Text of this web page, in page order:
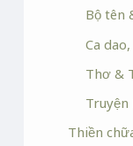
Bộ tên
Ca
Thơ &
Truyện
Thiền